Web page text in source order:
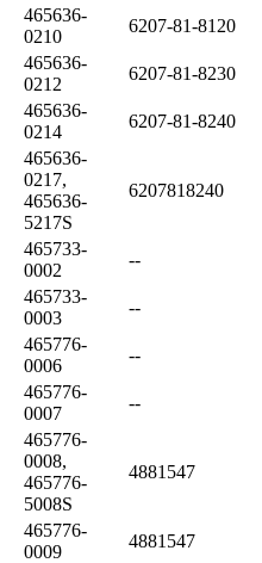
465636-
0210
6207-81-8120
465636-
0212
6207-81-8230
465636-
0214
6207-81-8240
465636-
0217,
465636-
5217S
6207818240
465733-
0002
--
465733-
0003
--
465776-
0006
--
465776-
0007
--
465776-
0008,
465776-
5008S
4881547
465776-
0009
4881547